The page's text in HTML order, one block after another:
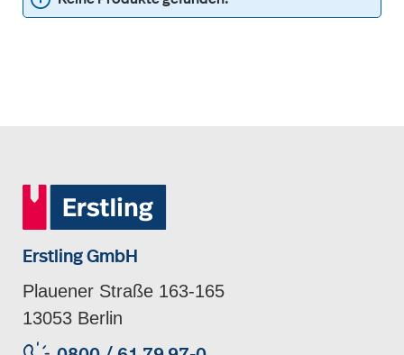
Erstling GmbH
Plauener Straße 163-165
13053 Berlin